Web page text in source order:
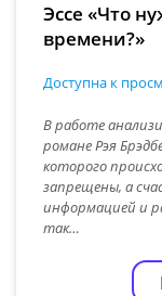
Эссе «Что
времени?»
Доступна к
В работе
романе Рэя
которого
запрещены, а
информацией и
так…